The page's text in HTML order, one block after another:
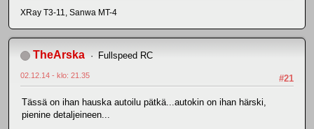
XRay T3-11, Sanwa MT-4
TheArska Fullspeed RC
#21
02.12.14 - klo: 21.35
Tässä on ihan hauska autoilu pätkä...autokin on ihan härski,
pienine detaljeineen...